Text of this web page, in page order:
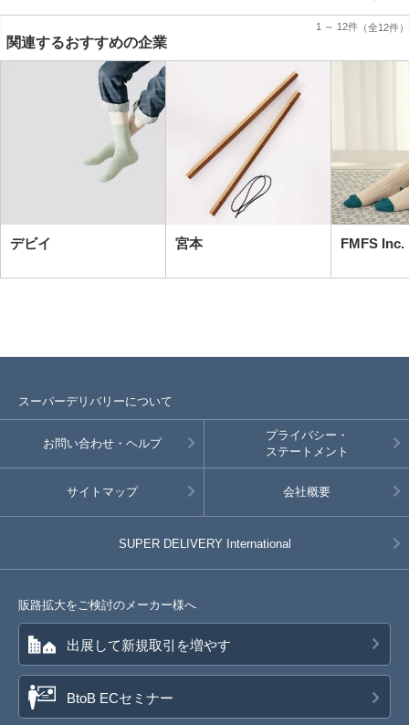
1 ～ 12件 （全12件）
関連するおすすめの企業
デビイ 宮本 FMFS Inc.
スーパーデリバリーについて
お問い合わせ・ヘルプ
プライバシー・
ステートメント
サイトマップ 会社概要
SUPER DELIVERY International
販路拡大をご検討のメーカー様へ
出展して新規取引を増やす
BtoB ECセミナー